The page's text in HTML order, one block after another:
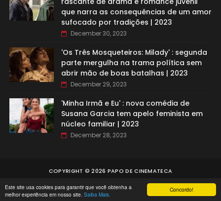
Concordo!
Este site usa cookies para garantir que você obtenha a
melhor experiência em nosso site. Saiba Mais.
que narra as consequências de um amor
sufocado por tradições | 2023
December 30, 2023
'Os Três Mosqueteiros: Milady' : segunda
parte mergulha na trama política sem
abrir mão de boas batalhas | 2023
December 29, 2023
'Minha Irmã e Eu' : nova comédia de
Susana Garcia tem apelo feminista em
núcleo familiar | 2023
December 28, 2023
COPYRIGHT ©2026 PAPO DE CINEMATECA